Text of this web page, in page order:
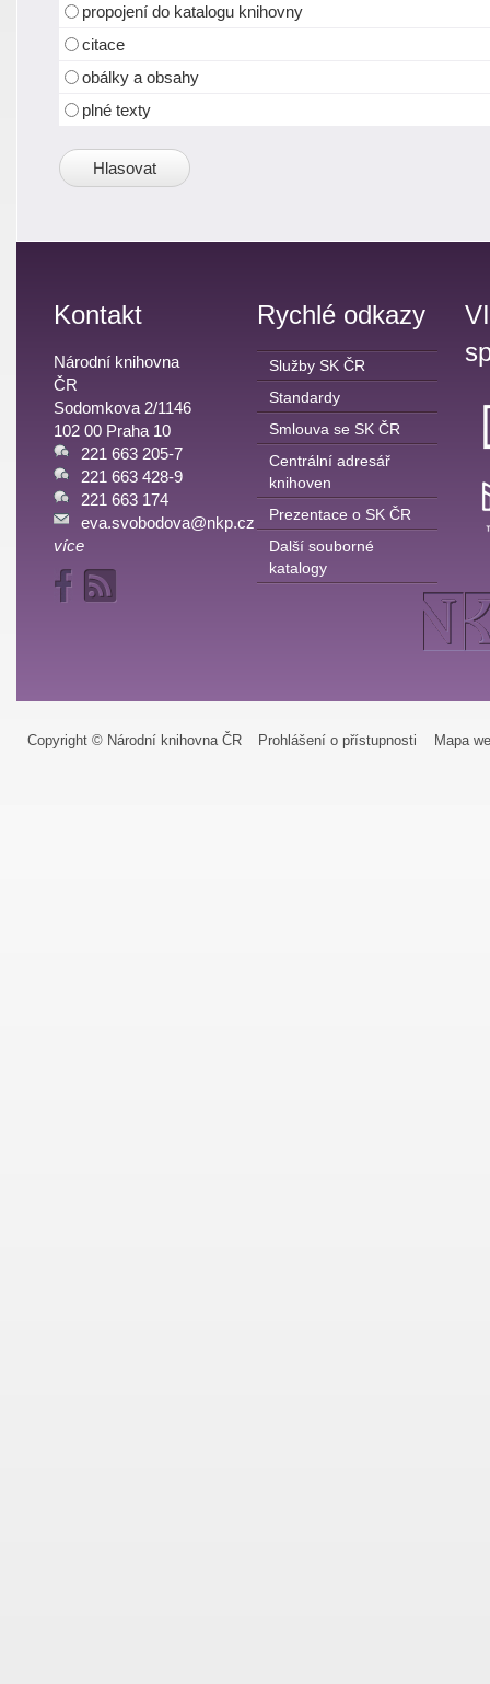
propojení do katalogu knihovny
citace
obálky a obsahy
plné texty
Kontakt
Národní knihovna
ČR
Sodomkova 2/1146
102 00 Praha 10
221 663 205-7
221 663 428-9
221 663 174
eva.svobodova@nkp.cz
více
Rychlé odkazy
Služby SK ČR
Standardy
Smlouva se SK ČR
Centrální adresář
knihoven
Prezentace o SK ČR
Další souborné
katalogy
Copyright © Národní knihovna ČR Prohlášení o přístupnosti Mapa